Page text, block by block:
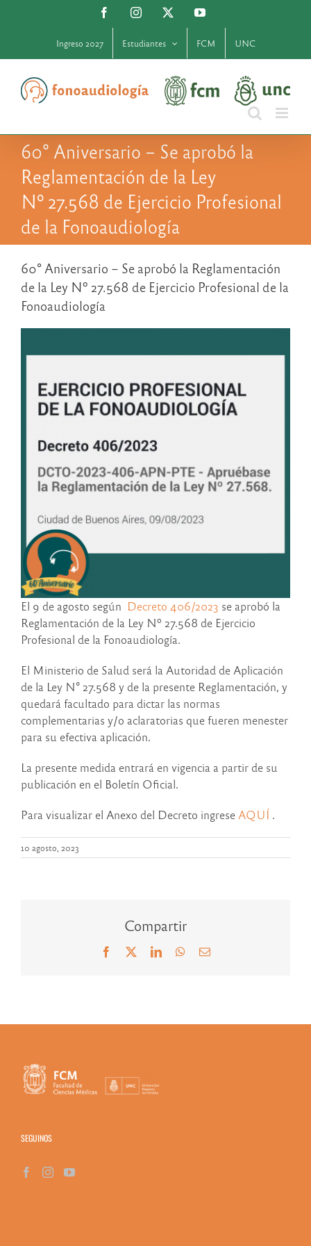
FacebookInstagram YouTube
Ingreso 2027 Estudiantes FCM UNC
60° Aniversario – Se aprobó la
Reglamentación de la Ley
Nº 27.568 de Ejercicio Profesional
de la Fonoaudiología
60° Aniversario – Se aprobó la Reglamentación
de la Ley Nº 27.568 de Ejercicio Profesional de la
Fonoaudiología
El 9 de agosto según Decreto 406/2023 se aprobó la
Reglamentación de la Ley Nº 27.568 de Ejercicio
Profesional de la Fonoaudiología.
El Ministerio de Salud será la Autoridad de Aplicación
de la Ley N° 27.568 y de la presente Reglamentación, y
quedará facultado para dictar las normas
complementarias y/o aclaratorias que fueren menester
para su efectiva aplicación.
La presente medida entrará en vigencia a partir de su
publicación en el Boletín Oficial.
Para visualizar el Anexo del Decreto ingreseAQUÍ .
10 agosto, 2023
Compartir
Facebook LinkedInWhatsApp
Correo
SEGUINOS